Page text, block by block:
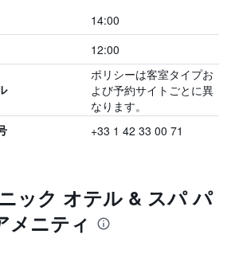
14:00
12:00
ポリシーは客室タイプお
よび予約サイトごとに異
なります。
+33 1 42 33 00 71
ック オテル & スパ パ
メニティ